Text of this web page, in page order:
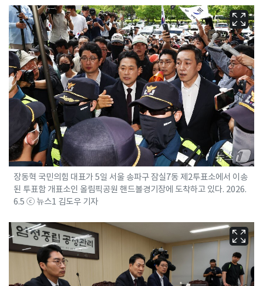
장동혁 국민의힘 대표가 5일 서울 송파구 잠실7동 제2투표소에서 이송
된 투표함 개표소인 올림픽공원 핸드볼경기장에 도착하고 있다. 2026.
6.5 ⓒ 뉴스1 김도우 기자